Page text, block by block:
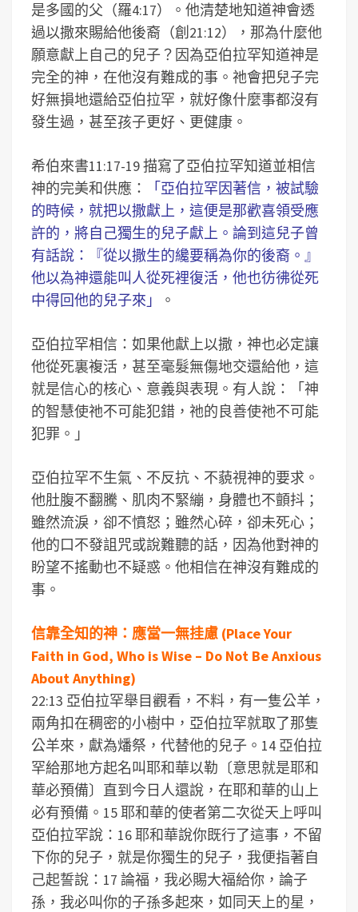
是多國的父（羅4:17）。他清楚地知道神會透
過以撒來賜給他後裔（創21:12），那為什麼他
願意獻上自己的兒子？因為亞伯拉罕知道神是
完全的神，在他沒有難成的事。祂會把兒子完
好無損地還給亞伯拉罕，就好像什麼事都沒有
發生過，甚至孩子更好、更健康。
希伯來書11:17-19 描寫了亞伯拉罕知道並相信
神的完美和供應：
「亞伯拉罕因著信，被試驗
的時候，就把以撒獻上，這便是那歡喜領受應
許的，將自己獨生的兒子獻上。論到這兒子曾
有話說：『從以撒生的纔要稱為你的後裔。』
他以為神還能叫人從死裡復活，他也彷彿從死
中得回他的兒子來」
。
亞伯拉罕相信：如果他獻上以撒，神也必定讓
他從死裏複活，甚至毫髮無傷地交還給他，這
就是信心的核心、意義與表現。有人說：「神
的智慧使祂不可能犯錯，祂的良善使祂不可能
犯罪。」
亞伯拉罕不生氣、不反抗、不藐視神的要求。
他肚腹不翻騰、肌肉不緊繃，身體也不顫抖；
雖然流淚，卻不憤怒；雖然心碎，卻未死心；
他的口不發詛咒或說難聽的話，因為他對神的
盼望不搖動也不疑惑。他相信在神沒有難成的
事。
信靠全知的神：應當一無挂慮 (Place Your
Faith in God, Who is Wise – Do Not Be Anxious
About Anything)
22:13 亞伯拉罕舉目觀看，不料，有一隻公羊，
兩角扣在稠密的小樹中，亞伯拉罕就取了那隻
公羊來，獻為燔祭，代替他的兒子。14 亞伯拉
罕給那地方起名叫耶和華以勒〔意思就是耶和
華必預備〕直到今日人還說，在耶和華的山上
必有預備。15 耶和華的使者第二次從天上呼叫
亞伯拉罕說：16 耶和華說你既行了這事，不留
下你的兒子，就是你獨生的兒子，我便指著自
己起誓說：17 論福，我必賜大福給你，論子
孫，我必叫你的子孫多起來，如同天上的星，